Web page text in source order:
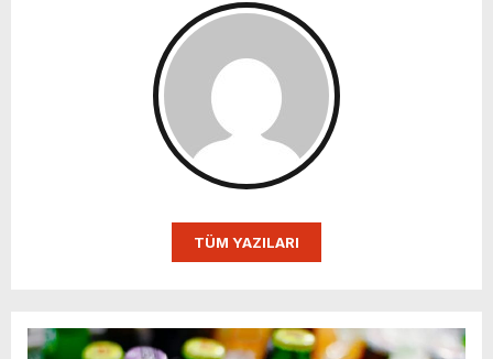
TÜM YAZILARI